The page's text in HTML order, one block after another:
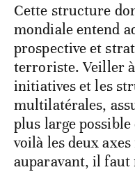
Cette structure
mondiale entend
prospective et
terroriste. Veiller
initiatives et les
multilatérales,
plus large
voilà les deux
auparavant, il faut